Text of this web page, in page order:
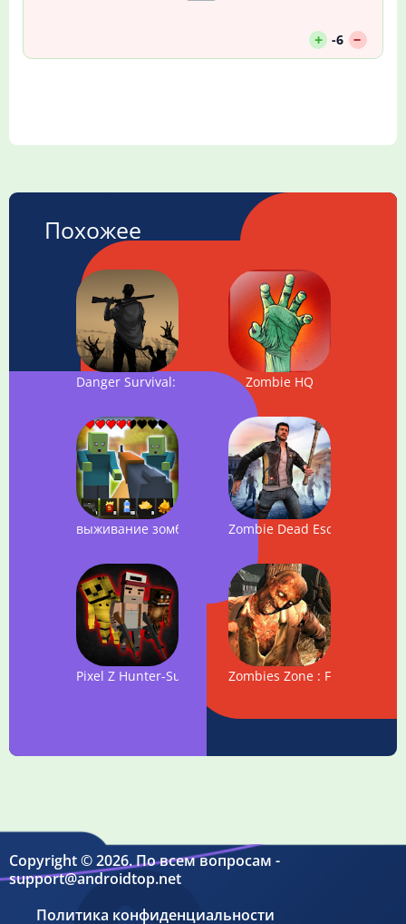
+ -6 --
Похожее
Danger Survival: Zombie WarZombie HQ
выживание зомби Крафт: лучшая стрелялка
Zombie Dead Escape
Pixel Z Hunter-Survival HunterZombies Zone : FPS Zombie
Copyright © 2026. По всем вопросам -
support@androidtop.net
Политика конфиденциальности